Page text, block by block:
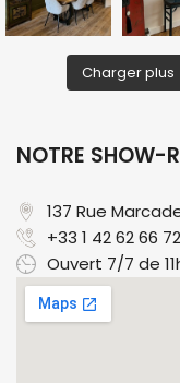
Charger plus
NOTRE SHOW-
137 Rue
+33 1 42 62 66 72
Ouvert 7/7 de